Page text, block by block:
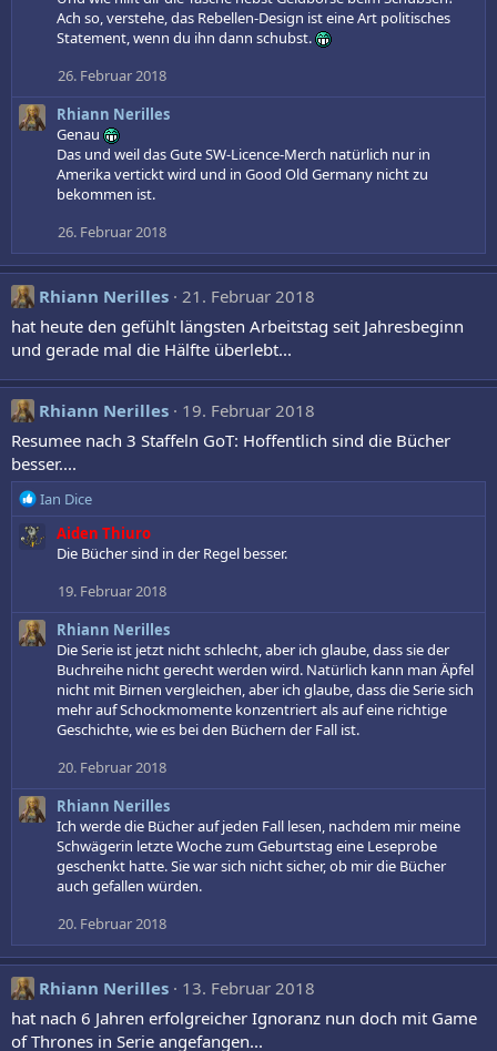
Ach so, verstehe, das Rebellen-Design ist eine Art politisches
Statement, wenn du ihn dann schubst.
26. Februar 2018
Rhiann Nerilles
Genau
Das und weil das Gute SW-Licence-Merch natürlich nur in
Amerika vertickt wird und in Good Old Germany nicht zu
bekommen ist.
26. Februar 2018
Rhiann Nerilles 21. Februar 2018
hat heute den gefühlt längsten Arbeitstag seit Jahresbeginn
und gerade mal die Hälfte überlebt...
Rhiann Nerilles
19. Februar 2018
Resumee nach 3 Staffeln GoT: Hoffentlich sind die Bücher
besser....
R
e
a
o
n
Ian Dice
Aiden Thiuro
Die Bücher sind in der Regel besser.
19. Februar 2018
Rhiann Nerilles
Die Serie ist jetzt nicht schlecht, aber ich glaube, dass sie der
Buchreihe nicht gerecht werden wird. Natürlich kann man Äpfel
nicht mit Birnen vergleichen, aber ich glaube, dass die Serie sich
mehr auf Schockmomente konzentriert als auf eine richtige
Geschichte, wie es bei den Büchern der Fall ist.
20. Februar 2018
Rhiann Nerilles
Ich werde die Bücher auf jeden Fall lesen, nachdem mir meine
Schwägerin letzte Woche zum Geburtstag eine Leseprobe
geschenkt hatte. Sie war sich nicht sicher, ob mir die Bücher
auch gefallen würden.
20. Februar 2018
Rhiann Nerilles
13. Februar 2018
hat nach 6 Jahren erfolgreicher Ignoranz nun doch mit Game
of Thrones in Serie angefangen...